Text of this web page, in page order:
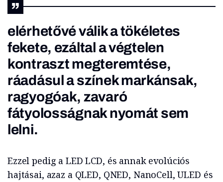
elérhetővé válik a tökéletes
fekete, ezáltal a végtelen
kontraszt megteremtése,
ráadásul a színek markánsak,
ragyogóak, zavaró
fátyolosságnak nyomát sem
lelni.
Ezzel pedig a LED LCD, és annak evolúciós
hajtásai, azaz a QLED, QNED, NanoCell, ULED és